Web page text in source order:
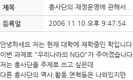
제목 흥사단의 재정운영에 관해서..
등록일 2006.11.10 오후 9:47:54
안녕하세요 저는 현재 대학에 재학중인 학입니다
이번 과제로 "우리나라의 NGO"가 주어졌습나다
저는 흥사단을 주제로 쓰고 싶은데
다른 흥사단의 역사,활동,연혁등은 나와있지만